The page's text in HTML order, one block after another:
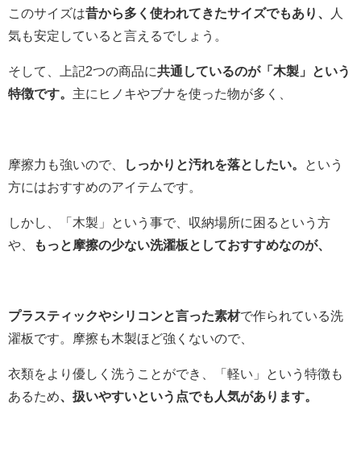
このサイズは昔から多く使われてきたサイズでもあり、
人
気も安定していると言えるでしょう。
そして、上記2つの商品に共通しているのが「木製」という
特徴です。 主にヒノキやブナを使った物が多く、
摩擦力も強いので、 しっかりと汚れを落としたい。
という
方にはおすすめのアイテムです。
しかし、「木製」という事で、収納場所に困るという方
や、
もっと摩擦の少ない洗濯板としておすすめなのが、
プラスティックやシリコンと言った素材で作られている洗
濯板です。摩擦も木製ほど強くないので、
衣類をより優しく洗うことができ、「軽い」という特徴も
あるため 、扱いやすいという点でも人気があります。